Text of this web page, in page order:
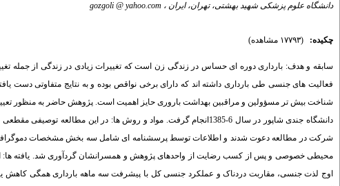
دانشگاه علوم پزشکی شهید بهشتی، تهران، ایران ، gozgoli @ yahoo.com
چکیده: (۱۷۷۹۳ مشاهده)
سابقه و هدف: بارداری دوره ای حساس در زندگی زن است که تغییرات زیادی در زندگی از جمله
فعالیت های جنسی طی بارداری داشته اند که دارای برخی نواقص بوده و به نتایج متفاوتی دست
شناخت بیش تر مسؤولین و مراقبین بهداشت باروری حایز اهمیت است. پژوهش حاضر به منظور
اوج لذت جنسی، مقاربت دردناک و عملکرد جنسی کل با پیشرفت سه ماهه بارداری همگی کاهش